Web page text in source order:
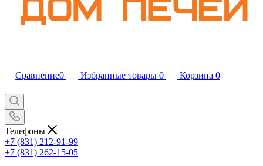
Сравнение0 Избранные товары 0 Корзина 0
Телефоны
+7 (831) 212-91-99
+7 (831) 262-15-05